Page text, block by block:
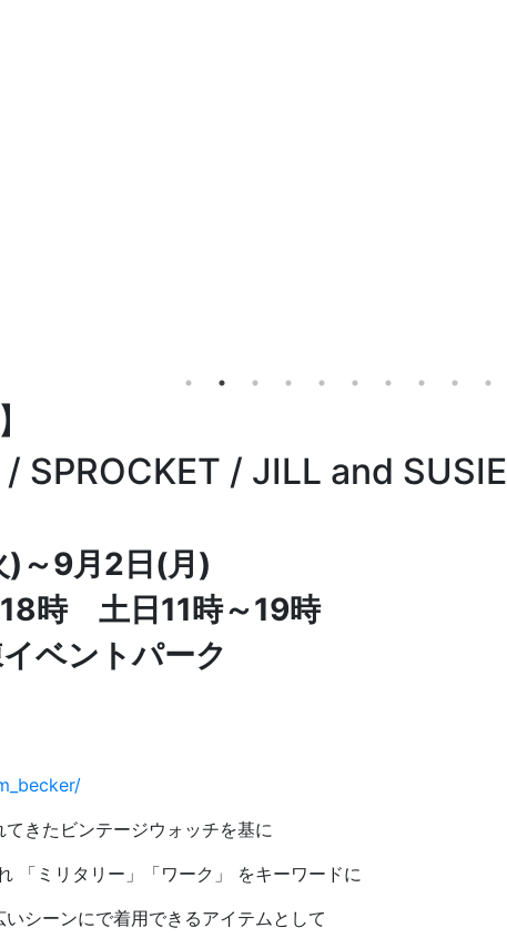
SPROCKET / JILL and SUSIE
～9月2日(月)
18時 土日11時～19時
ベントパーク
きたビンテージウォッチを基に
「ミリタリー」「ワーク」 をキーワードに
シーンにで着用できるアイテムとして